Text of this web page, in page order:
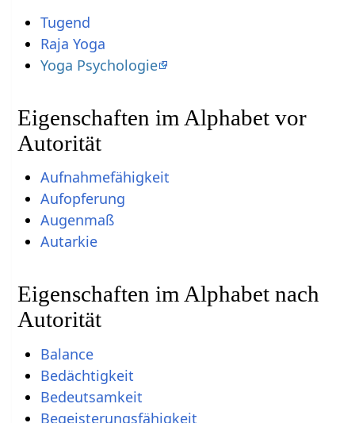
Tugend
Raja Yoga
Yoga Psychologie
Eigenschaften im Alphabet vor
Autorität
Aufnahmefähigkeit
Aufopferung
Augenmaß
Autarkie
Eigenschaften im Alphabet nach
Autorität
Balance
Bedächtigkeit
Bedeutsamkeit
Begeisterungsfähigkeit